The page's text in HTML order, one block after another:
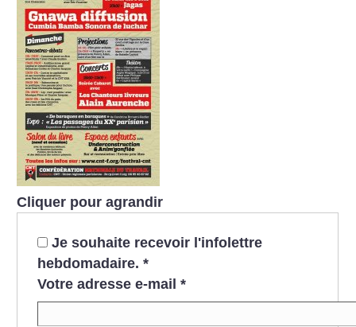
Cliquer pour agrandir
Je souhaite recevoir l'infolettre
hebdomadaire. *
Votre adresse e-mail *